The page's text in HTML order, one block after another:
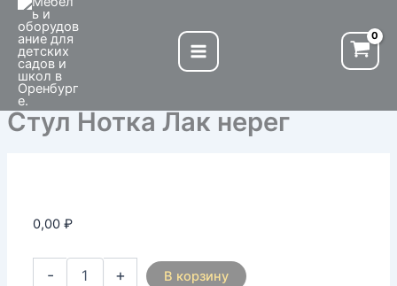
Перейти
содержимому
Стул Нотка Лак нерег
0,00₽
-
Количество
товара
Стул
Нотка
Лак
нерег
+ В корзину